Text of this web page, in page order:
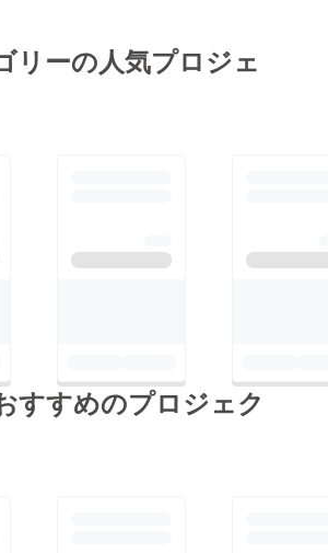
リーの人気プロジェ
すすめのプロジェク